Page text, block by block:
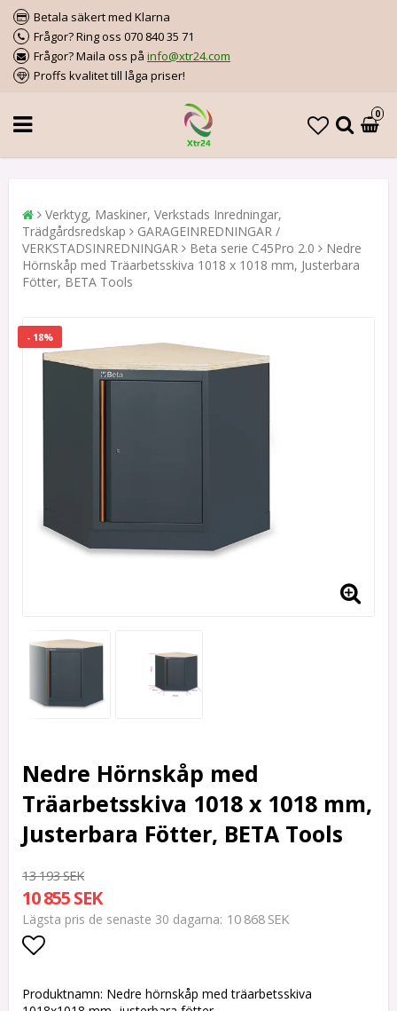
Betala säkert med Klarna
Frågor? Ring oss 070 840 35 71
Frågor? Maila oss på info@xtr24.com
Proffs kvalitet till låga priser!
0
Verktyg, Maskiner, Verkstads Inredningar,
Trädgårdsredskap
GARAGEINREDNINGAR /
VERKSTADSINREDNINGAR
Beta serie C45Pro 2.0
Nedre
Hörnskåp med Träarbetsskiva 1018 x 1018 mm, Justerbara
Fötter, BETA Tools
- 18%
Nedre Hörnskåp med
Träarbetsskiva 1018 x 1018 mm,
Justerbara Fötter, BETA Tools
13 193 SEK
10 855 SEK
Lägsta pris de senaste 30 dagarna 10 868 SEK
Lägg till i favoritlistan
Produktnamn: Nedre hörnskåp med träarbetsskiva